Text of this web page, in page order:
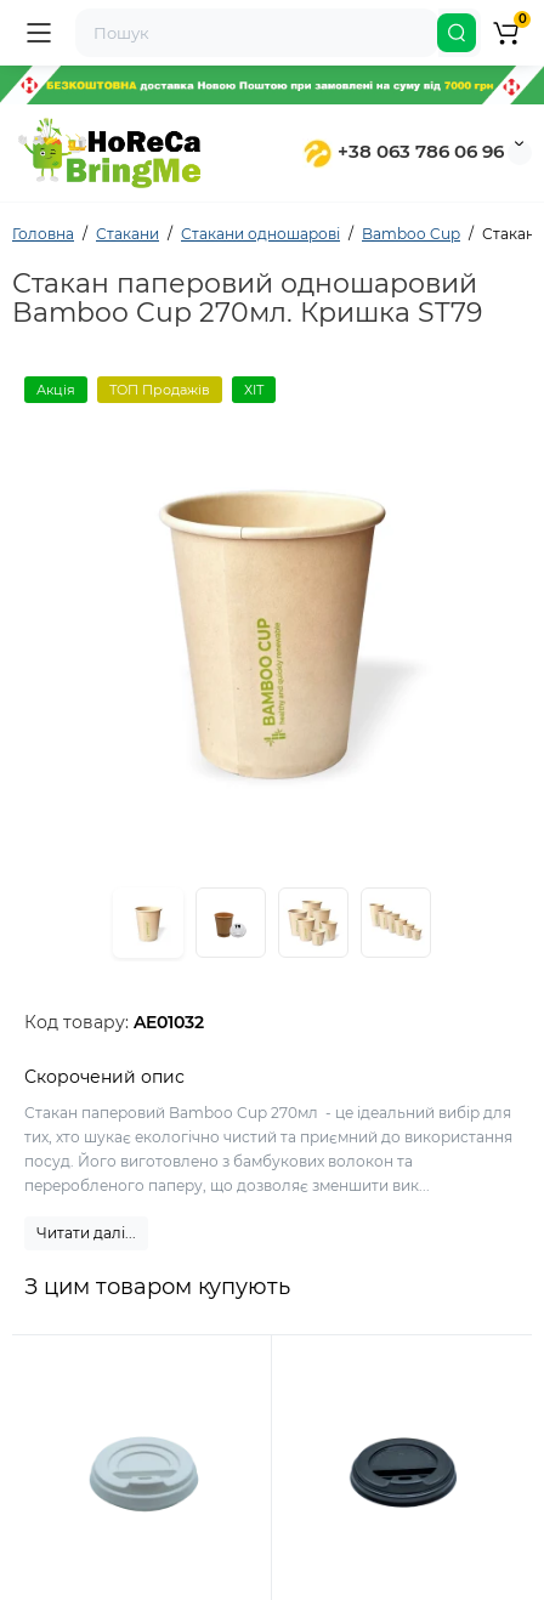
+38 063 786 06 96
0
Головна Стакани Стакани одношарові Bamboo Cup Стакан
Стакан паперовий одношаровий
Bamboo Cup 270мл. Кришка ST79
Акція ТОП Продажів ХІТ
Код товару: AE01032
Скорочений опис
Стакан паперовий Bamboo Cup 270мл - це ідеальний вибір для
тих, хто шукає екологічно чистий та приємний до використання
посуд. Його виготовлено з бамбукових волокон та
переробленого паперу, що дозволяє зменшити вик...
Читати далі...
З цим товаром купують